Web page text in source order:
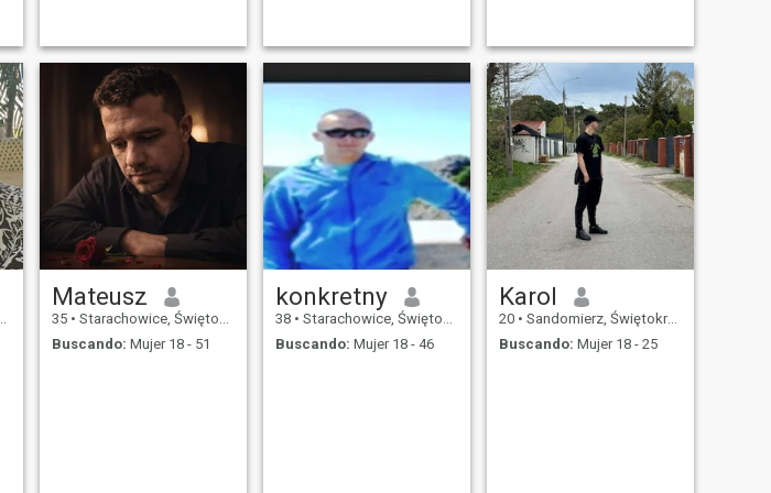
Mateusz
35 • Starachowice, Świętokrzyskie, Polonia
Buscando: Mujer 18 - 51
konkretny
38 • Starachowice, Świętokrzyskie, Polonia
Buscando: Mujer 18 - 46
Karol
20 • Sandomierz, Świętokrzyskie, Polonia
Buscando: Mujer 18 - 25